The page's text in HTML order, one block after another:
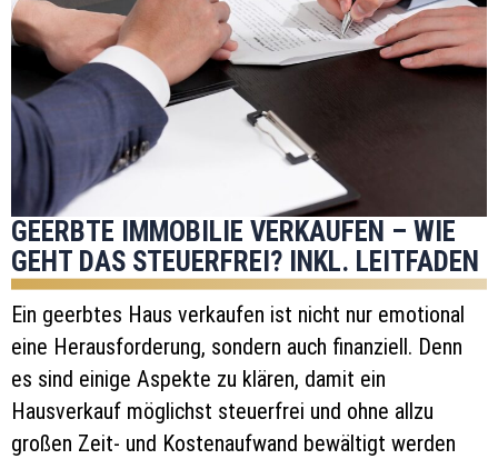
GEERBTE IMMOBILIE VERKAUFEN – WIE
GEHT DAS STEUERFREI? INKL. LEITFADEN
Ein geerbtes Haus verkaufen ist nicht nur emotional
eine Herausforderung, sondern auch finanziell. Denn
es sind einige Aspekte zu klären, damit ein
Hausverkauf möglichst steuerfrei und ohne allzu
großen Zeit- und Kostenaufwand bewältigt werden